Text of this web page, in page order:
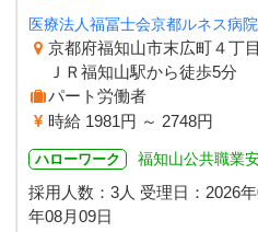
医療法人福冨士会京都ルネス病院
京都府福知山市末広町４丁
ＪＲ福知山駅から徒歩5分
パート労働者
時給 1981円 ～ 2748円
ハローワーク 福知山公共職業
採用人数：3人 受理日： 2026
年08月09日